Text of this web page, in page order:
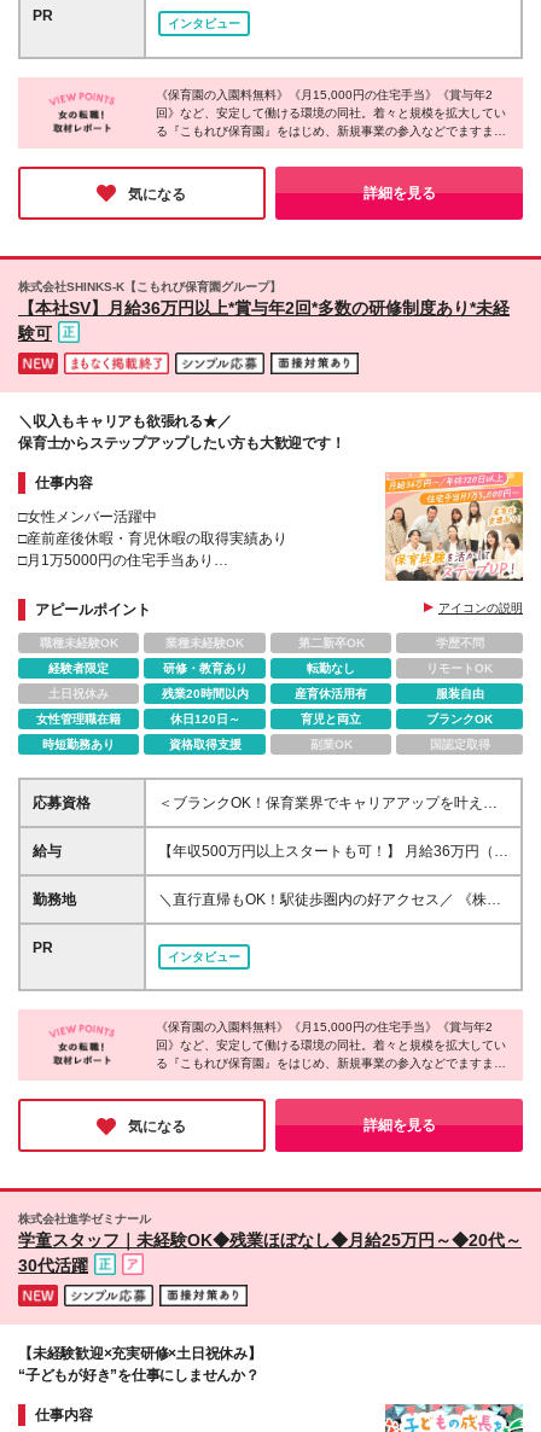
かしたい」という 向上心がある方も大歓迎ですの
限1日1,000円） ・時間外手当全額支給 ・賞与年2回
（その間の待遇に差異はありません） 《アルバイト
の場合》 時給1,350円〜1,500円／調理師・栄養士の
資格をお持ちの方 時給1,250円／無資格の方 ※残業代
27園で募集しています。 ※勤務地はお住いの地域を
PR
インタビュー
《保育園の入園料無料》《月15,000円の住宅手当》《賞与年2
回》など、安定して働ける環境の同社。着々と規模を拡大してい
る『こもれび保育園』をはじめ、新規事業の参入などでますます
盛り上がりを見せています。社員全体のモチベーションも高まっ
ており、社員同士の雰囲気の良さも成長に繋がっているのではな
いでしょうか！コミュニケーションを大切にしながら、あなたら
しさを活かして成長したい方は要チェックです♪
気になる 詳細を見る
株式会社SHINKS-K【こもれび保育園グループ】
【本社SV】月給36万円以上*賞与年2回*多数の研修制度あり*未経
験可
＼収入もキャリアも欲張れる★／
保育士からステップアップしたい方も大歓迎です！
仕事内容
□女性メンバー活躍中
□産前産後休暇・育児休暇の取得実績あり
□月1万5000円の住宅手当あり
アピールポイント
アイコンの説明
職種未経験OK 業種未経験OK 第二新卒OK
学歴不問
経験者限定
研修・教育あり 転勤なし
リモートOK
土日祝休み
残業20時間以内 産育休活用有
服装自由
女性管理職在籍
休日120日～ 育児と両立
ブランクOK
時短勤務あり
資格取得支援 副業OK 国認定取得
応募資格
＜ブランクOK！保育業界でキャリアアップを叶えた
い方は大歓迎＞ ☆スーパーバイザーの経験がない方
も歓迎します！ ＜必須＞ ◆保育士資格 ◆保育園、幼
（3年以上） ◆基本的なPCスキル（Excel・Word等）
◆専門卒以上 ＜歓迎＞ ◇主任・園長・エリアマネー
のご経験がある方 「保育の質」と「経営の数字」両
給与
【年収500万円以上スタートも可！】 月給36万円（一
律手当含む）～＋賞与年2回） ★賞与年2回／昇給年1
回 ★昇格・給与見直しは年2回（4月・10月） ※月給
期間6ヶ月。期間中は固定時間制（実働8時間）、平均
勤務地
＼直行直帰もOK！駅徒歩圏内の好アクセス／ 《株式
会社SHINKS-K 本社》 東京都渋谷区渋谷1-12-2 ク
ロスオフィス渋谷602 ※(変更の範囲)当社関連勤務地
※担当園への巡回あり（直行直帰可／規程あり） ┗各
園の勤務地詳細は下記参照
PR
インタビュー
《保育園の入園料無料》《月15,000円の住宅手当》《賞与年2
回》など、安定して働ける環境の同社。着々と規模を拡大してい
る『こもれび保育園』をはじめ、新規事業の参入などでますます
盛り上がりを見せています。社員全体のモチベーションも高まっ
ており、社員同士の雰囲気の良さも成長に繋がっているのではな
いでしょうか！コミュニケーションを大切にしながら、あなたら
しさを活かして成長したい方は要チェックです♪
気になる 詳細を見る
株式会社進学ゼミナール
学童スタッフ｜未経験OK◆残業ほぼなし◆月給25万円～◆20代～
30代活躍
【未経験歓迎×充実研修×土日祝休み】
“子どもが好き”を仕事にしませんか？
仕事内容